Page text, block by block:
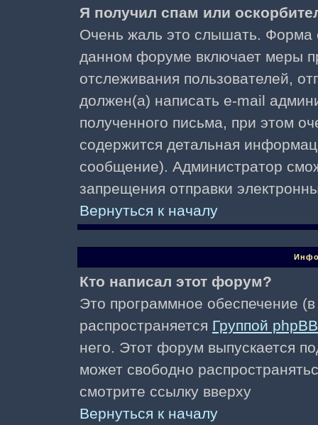
Я получил спам или
Очень жаль это слышать. Форма
данном форуме включает меры
отслеживания пользователей,
должен(а) написать e-mail
полученного письма, при этом
содержится детальная
сообщение). Администратор
запрещения отправки
Вернуться к началу
Кто написал этот форум?
Это программное обеспечение
распространяется Группой phpBB
него. Этот форум выпускается
может свободно
смотрите ссылку вверху
Вернуться к началу